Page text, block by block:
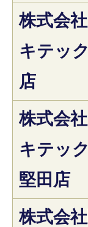
株式会
キテッ
店
株式会
キテッ
堅田店
株式会